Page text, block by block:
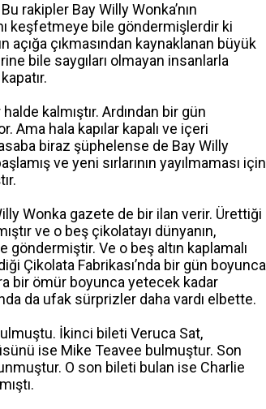
rakipler Bay Willy Wonka’nın
keşfetmeye bile göndermişlerdir ki
açığa çıkmasından kaynaklanan büyük
bile saygıları olmayan insanlarla
kalmıştır. Ardından bir gün
Ama hala kapılar kapalı ve içeri
biraz şüphelense de Bay Willy
ve yeni sırlarının yayılmaması için
Wonka gazete de bir ilan verir. Ürettiği
ve o beş çikolatayı dünyanın,
Ve o beş altın kaplamalı
Çikolata Fabrikası’nda bir gün boyunca
bir ömür boyunca yetecek kadar
da ufak sürprizler daha vardı elbette.
İkinci bileti Veruca Sat,
ise Mike Teavee bulmuştur. Son
O son bileti bulan ise Charlie